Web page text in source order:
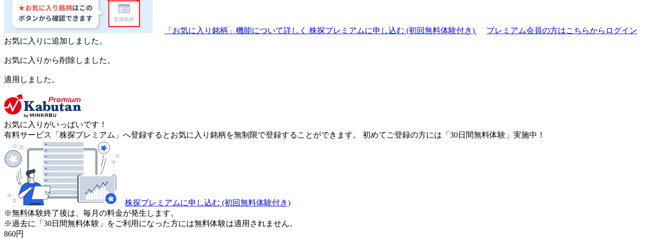
「お気に入り銘柄」機能について詳しく 株探プレミアムに申し込む (初回無料体験付き)
プレミアム会員の方はこちらからログイン
お気に入りに追加しました。
お気に入りから削除しました。
適用しました。
お気に入りがいっぱいです！
有料サービス「株探プレミアム」へ登録するとお気に入り銘柄を無制限で登録することができます。 初めてご登録の方には「30日間無料体験」実施中！
株探プレミアムに申し込む (初回無料体験付き)
※無料体験終了後は、毎月の料金が発生します。
※過去に「30日間無料体験」をご利用になった方には無料体験は適用されません。
860円